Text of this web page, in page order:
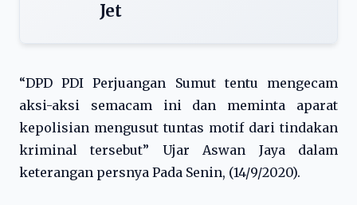
Jet
“DPD PDI Perjuangan Sumut tentu mengecam
aksi-aksi semacam ini dan meminta aparat
kepolisian mengusut tuntas motif dari tindakan
kriminal tersebut” Ujar Aswan Jaya dalam
keterangan persnya Pada Senin, (14/9/2020).